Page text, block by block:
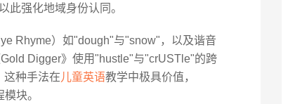
此强化地域身份认同。
Rhyme）如"dough"与"snow"，以及谐音
Digger》使用"hustle"与"crUSTle"的跨
这种手法在 儿童英语教学中极具价值，
块。